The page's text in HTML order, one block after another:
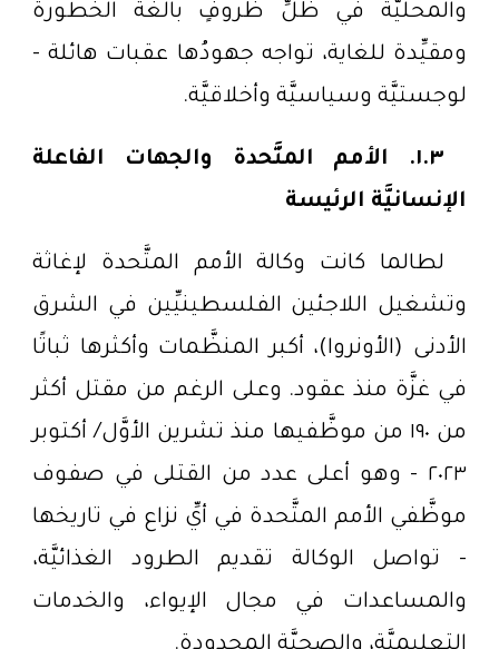
والمحلِّيَّة في ظلِّ ظروفٍ بالغة الخطورة
ومقيِّدة للغاية، تواجه جهودُها عقبات هائلة -
لوجستيَّة وسياسيَّة وأخلاقيَّة.
١.٣. الأمم المتَّحدة والجهات الفاعلة
الإنسانيَّة الرئيسة
لطالما كانت وكالة الأمم المتَّحدة لإغاثة
وتشغيل اللاجئين الفلسطينيِّين في الشرق
الأدنى (الأونروا)، أكبر المنظَّمات وأكثرها ثباتًا
في غزَّة منذ عقود. وعلى الرغم من مقتل أكثر
من ١٩٠ من موظَّفيها منذ تشرين الأوَّل/ أكتوبر
٢٠٢٣ - وهو أعلى عدد من القتلى في صفوف
موظَّفي الأمم المتَّحدة في أيِّ نزاع في تاريخها
- تواصل الوكالة تقديم الطرود الغذائيَّة،
والمساعدات في مجال الإيواء، والخدمات